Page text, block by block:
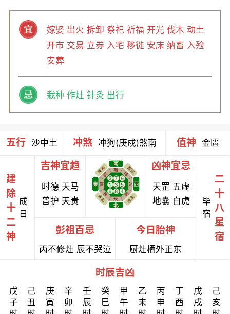
嫁娶 出火 拆卸 祭祀 祈福 开光 伐木 动土
开市 交易 立券 入宅 移徙 安床 纳畜 入殓
安葬
栽种 作灶 针灸 出行
五行 沙中土 冲煞 冲狗(庚戍)煞南 值神 金匮
建
除
十
二
神
成
日
吉神宜趋
时德 天马
普护 天贵
凶神宜忌
天罡 五虚
地囊 白虎
彭祖百忌
丙不修灶 辰不哭泣
今日胎神
厨灶栖外正东
毕
宿
二
十
八
星
宿
时辰吉凶
戊
子
己
丑
庚
寅
辛
卯
壬
辰
癸
巳
甲
午
乙
未
丙
申
丁
酉
戊
戌
己
亥